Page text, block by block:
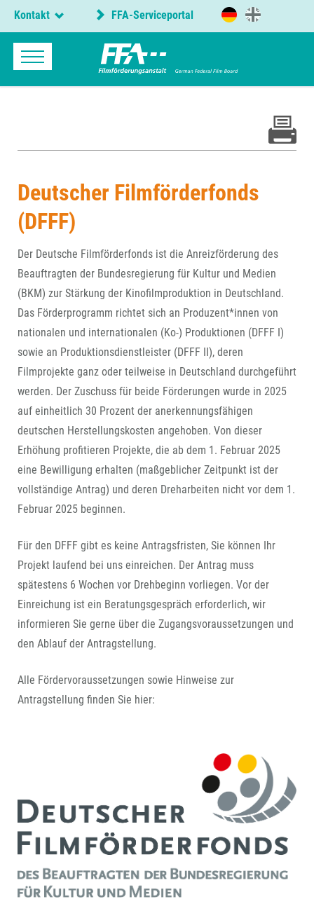
Kontakt FFA-Serviceportal
Deutscher Filmförderfonds
(DFFF)
Der Deutsche Filmförderfonds ist die Anreizförderung des
Beauftragten der Bundesregierung für Kultur und Medien
(BKM) zur Stärkung der Kinofilmproduktion in Deutschland.
Das Förderprogramm richtet sich an Produzent*innen von
nationalen und internationalen (Ko-) Produktionen (DFFF I)
sowie an Produktionsdienstleister (DFFF II), deren
Filmprojekte ganz oder teilweise in Deutschland durchgeführt
werden. Der Zuschuss für beide Förderungen wurde in 2025
auf einheitlich 30 Prozent der anerkennungsfähigen
deutschen Herstellungskosten angehoben. Von dieser
Erhöhung profitieren Projekte, die ab dem 1. Februar 2025
eine Bewilligung erhalten (maßgeblicher Zeitpunkt ist der
vollständige Antrag) und deren Dreharbeiten nicht vor dem 1.
Februar 2025 beginnen.
Für den DFFF gibt es keine Antragsfristen, Sie können Ihr
Projekt laufend bei uns einreichen. Der Antrag muss
spätestens 6 Wochen vor Drehbeginn vorliegen. Vor der
Einreichung ist ein Beratungsgespräch erforderlich, wir
informieren Sie gerne über die Zugangsvoraussetzungen und
den Ablauf der Antragstellung.
Alle Fördervoraussetzungen sowie Hinweise zur
Antragstellung finden Sie hier: